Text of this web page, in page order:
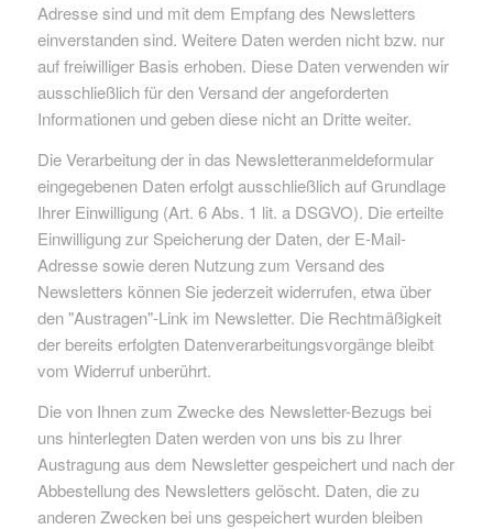
Adresse sind und mit dem Empfang des Newsletters
einverstanden sind. Weitere Daten werden nicht bzw. nur
auf freiwilliger Basis erhoben. Diese Daten verwenden wir
ausschließlich für den Versand der angeforderten
Informationen und geben diese nicht an Dritte weiter.
Die Verarbeitung der in das Newsletteranmeldeformular
eingegebenen Daten erfolgt ausschließlich auf Grundlage
Ihrer Einwilligung (Art. 6 Abs. 1 lit. a DSGVO). Die erteilte
Einwilligung zur Speicherung der Daten, der E-Mail-
Adresse sowie deren Nutzung zum Versand des
Newsletters können Sie jederzeit widerrufen, etwa über
den "Austragen"-Link im Newsletter. Die Rechtmäßigkeit
der bereits erfolgten Datenverarbeitungsvorgänge bleibt
vom Widerruf unberührt.
Die von Ihnen zum Zwecke des Newsletter-Bezugs bei
uns hinterlegten Daten werden von uns bis zu Ihrer
Austragung aus dem Newsletter gespeichert und nach der
Abbestellung des Newsletters gelöscht. Daten, die zu
anderen Zwecken bei uns gespeichert wurden bleiben